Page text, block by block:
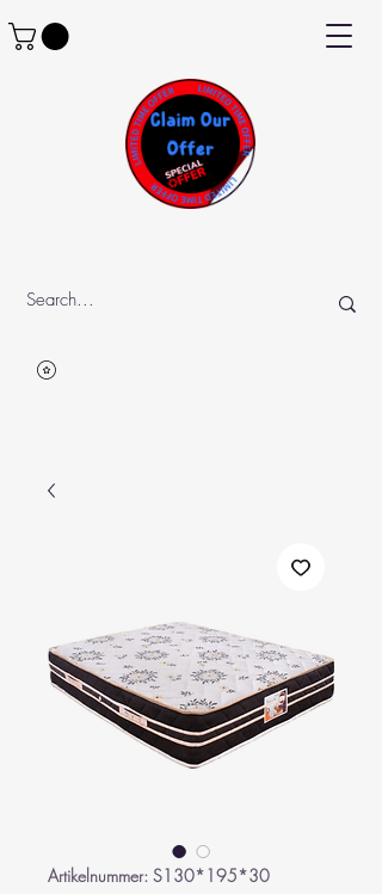
Artikelnummer: S130*195*30